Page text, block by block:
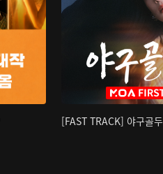
[FAST TRACK] 야구골두